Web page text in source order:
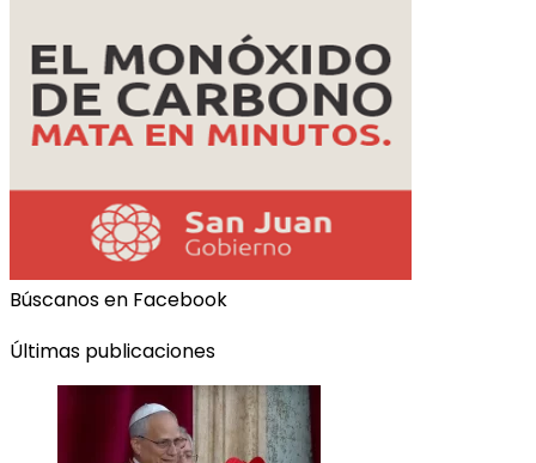
Búscanos en Facebook
Últimas publicaciones